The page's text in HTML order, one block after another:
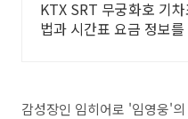
KTX SRT 무궁화호 기
법과 시간표 요금 정보
감성장인 임히어로 '임영웅'